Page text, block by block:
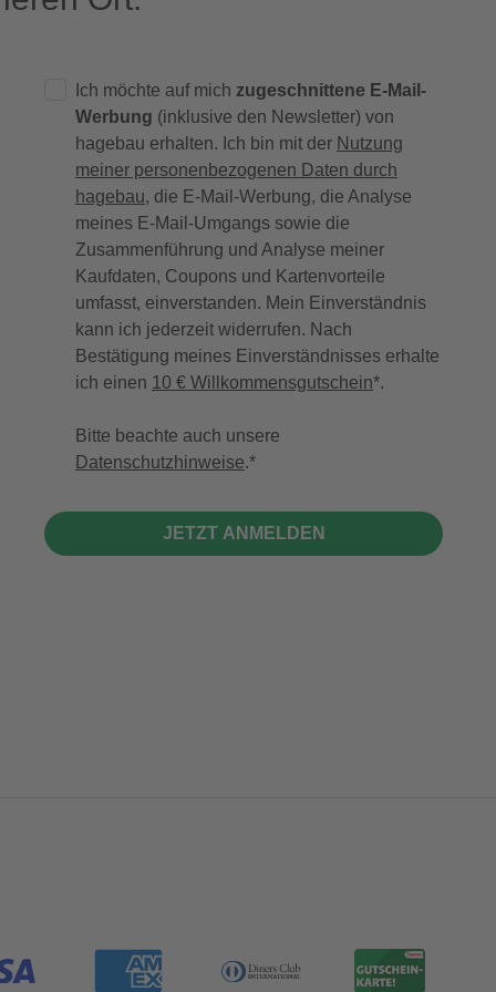
Ich möchte auf mich zugeschnittene E-Mail-
Werbung (inklusive den Newsletter) von
hagebau erhalten. Ich bin mit der Nutzung
meiner personenbezogenen Daten durch
hagebau, die E-Mail-Werbung, die Analyse
meines E-Mail-Umgangs sowie die
Zusammenführung und Analyse meiner
Kaufdaten, Coupons und Kartenvorteile
umfasst, einverstanden. Mein Einverständnis
kann ich jederzeit widerrufen. Nach
Bestätigung meines Einverständnisses erhalte
ich einen 10 € Willkommensgutschein*.
Bitte beachte auch unsere
Datenschutzhinweise.
JETZT ANMELDEN